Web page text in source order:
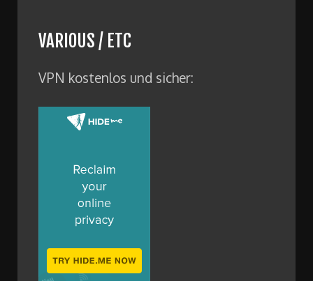
VARIOUS / ETC
VPN kostenlos und sicher: